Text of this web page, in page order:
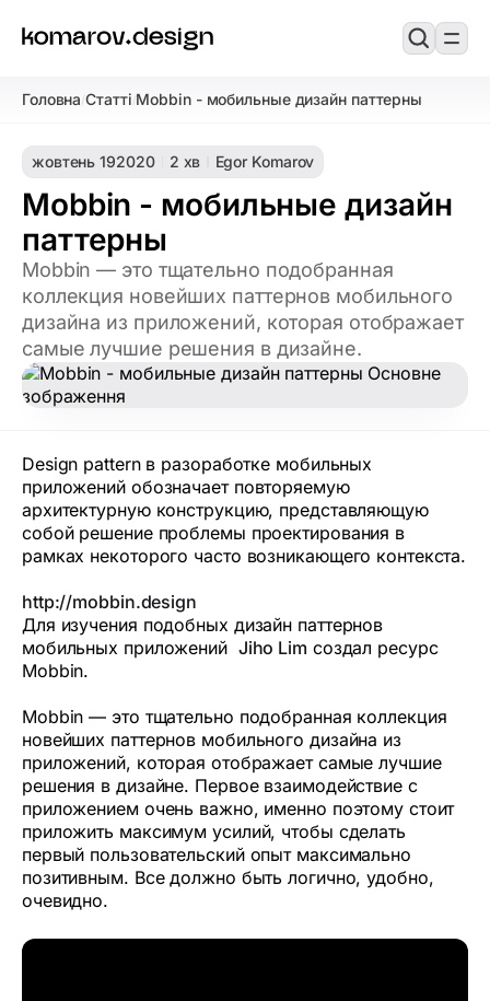
Головна/Статті/Mobbin - мобильные дизайн паттерны
жовтень 192020 2 хв Egor Komarov
Mobbin - мобильные дизайн
паттерны
Mobbin — это тщательно подобранная
коллекция новейших паттернов мобильного
дизайна из приложений, которая отображает
самые лучшие решения в дизайне.
Design pattern в разоработке мобильных
приложений обозначает повторяемую
архитектурную конструкцию, представляющую
собой решение проблемы проектирования в
рамках некоторого часто возникающего контекста.
http://mobbin.design
Для изучения подобных дизайн паттернов
мобильных приложений Jiho Lim создал ресурс
Mobbin.
Mobbin — это тщательно подобранная коллекция
новейших паттернов мобильного дизайна из
приложений, которая отображает самые лучшие
решения в дизайне. Первое взаимодействие с
приложением очень важно, именно поэтому стоит
приложить максимум усилий, чтобы сделать
первый пользовательский опыт максимально
позитивным. Все должно быть логично, удобно,
очевидно.